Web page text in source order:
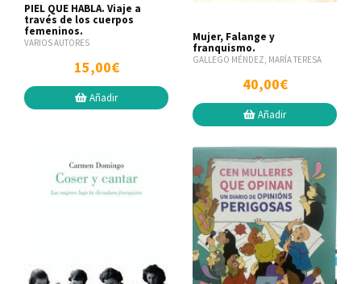
PIEL QUE HABLA. Viaje a
través de los cuerpos
femeninos.
VARIOS AUTORES
15,00€
Añadir
Mujer, Falange y
franquismo.
GALLEGO MÉNDEZ, MARÍA TERESA
40,00€
Añadir